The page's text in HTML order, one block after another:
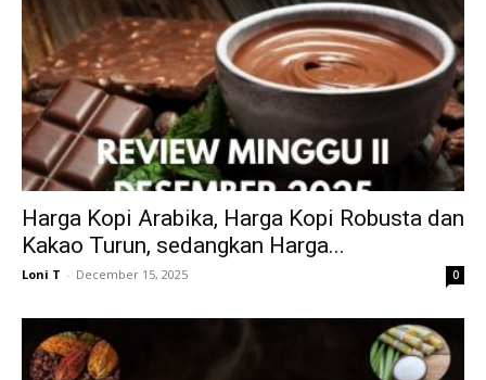
Harga Kopi Arabika, Harga Kopi Robusta dan
Kakao Turun, sedangkan Harga...
Loni T - December 15, 2025 0